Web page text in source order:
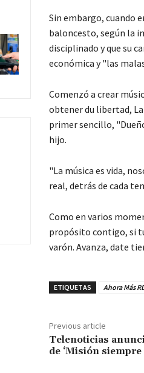
Sin embargo, cuando
baloncesto, según la
disciplinado y que su
económica y "las
Comenzó a crear
obtener du libertad,
primer sencillo,
hijo.
"La música es vida,
real, detrás de cada
Como en varios
propósito contigo, si
varón. Avanza, date
ETIQUETAS Ahora Más
Previous article
Telenoticias
de ‘Misión siempre